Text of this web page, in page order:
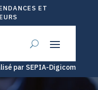
ET
par SEPIA-Digicom